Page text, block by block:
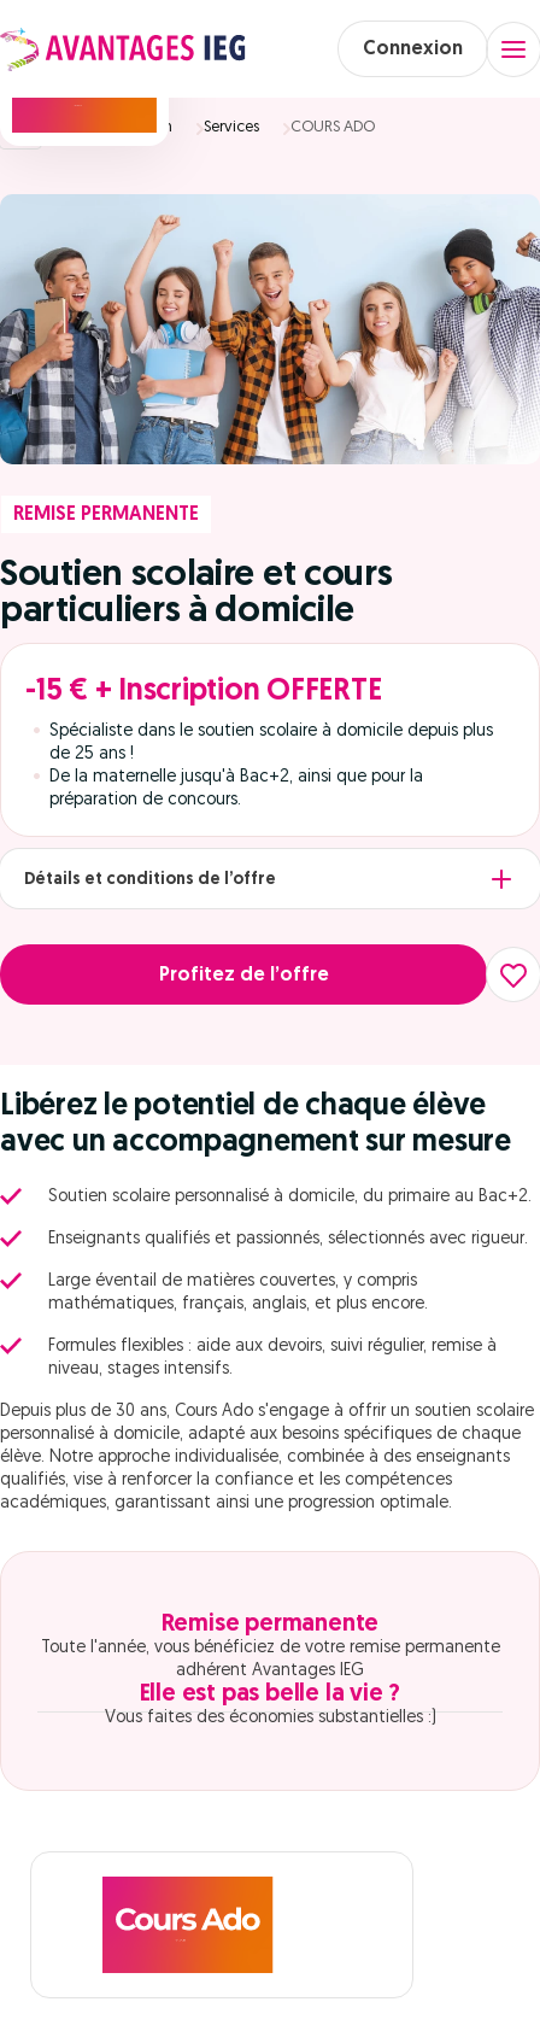
Connexion
Maison Services COURS ADO
Libérez le potentiel de chaque élève
avec un accompagnement sur mesure
Soutien scolaire personnalisé à domicile, du primaire au Bac+2.
Enseignants qualifiés et passionnés, sélectionnés avec rigueur.
Large éventail de matières couvertes, y compris
mathématiques, français, anglais, et plus encore.
Formules flexibles : aide aux devoirs, suivi régulier, remise à
niveau, stages intensifs.
Depuis plus de 30 ans, Cours Ado s'engage à offrir un soutien scolaire
personnalisé à domicile, adapté aux besoins spécifiques de chaque
élève. Notre approche individualisée, combinée à des enseignants
qualifiés, vise à renforcer la confiance et les compétences
académiques, garantissant ainsi une progression optimale.
REMISE PERMANENTE
Soutien scolaire et cours
particuliers à domicile
-15 € + Inscription OFFERTE
Spécialiste dans le soutien scolaire à domicile depuis plus
de 25 ans !
De la maternelle jusqu'à Bac+2, ainsi que pour la
préparation de concours.
Détails et conditions de l’offre
Profitez de l’offre
Remise permanente
Toute l'année, vous bénéficiez de votre remise permanente
adhérent Avantages IEG
Elle est pas belle la vie ?
Vous faites des économies substantielles :)